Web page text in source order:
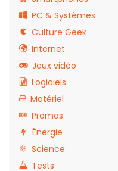
PC & Systèmes
Culture Geek
Internet
Jeux vidéo
Logiciels
Matériel
Promos
Énergie
Science
Tests